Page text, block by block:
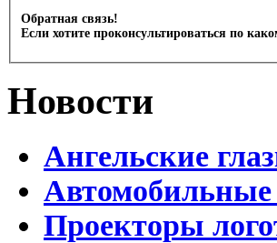
Обратная связь!
Если хотите проконсультироваться по
Новости
Ангельские
Автомобильные
Проекторы